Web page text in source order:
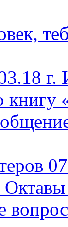
г.
книгу